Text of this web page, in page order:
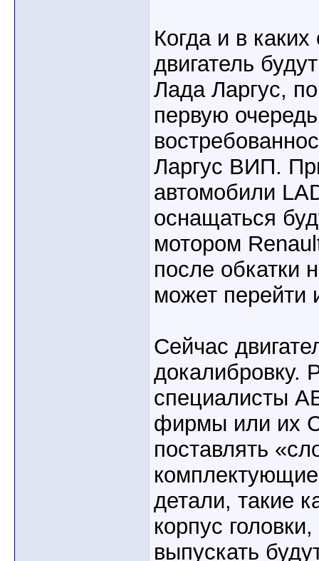
Когда и в
двигатель
Лада Ларгус,
первую
Ларгус ВИП.
автомобили
оснащаться
мотором
после обкатки
может перейти
Сейчас
докалибровку.
специалисты
фирмы или их
поставлять
детали, такие
корпус
выпускать